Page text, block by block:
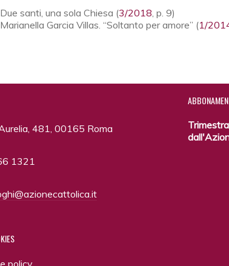
Due santi, una sola Chiesa (3/2018, p. 9)
Marianella Garcia Villas. “Soltanto per amore” (1/
481, 00165 Roma
1321
policy